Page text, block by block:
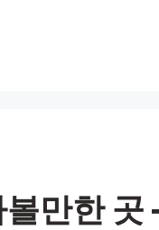
만한